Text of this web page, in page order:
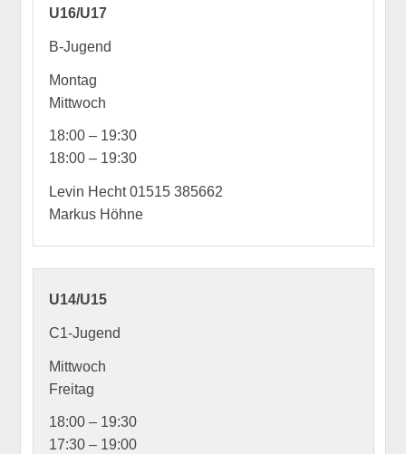
U16/U17
B-Jugend
Montag
Mittwoch
18:00 – 19:30
18:00 – 19:30
Levin Hecht 01515 385662
Markus Höhne
U14/U15
C1-Jugend
Mittwoch
Freitag
18:00 – 19:30
17:30 – 19:00